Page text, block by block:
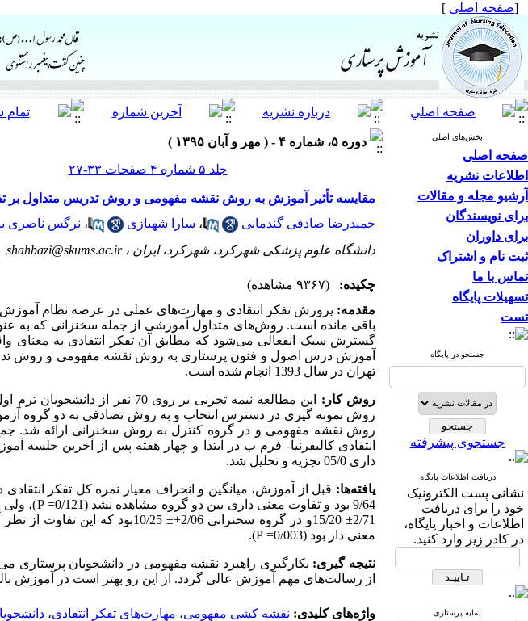
[صفحه اصلی ]
بخش‌های اصلی
صفحه اصلی
اطلاعات نشریه
آرشیو مجله و مقالات
برای نویسندگان
برای داوران
ثبت نام و اشتراک
تماس با ما
تسهیلات پایگاه
تست
جستجو در پایگاه
جستجوی پیشرفته
دریافت اطلاعات پایگاه
نشانی پست الکترونیک
خود را برای دریافت
اطلاعات و اخبار پایگاه،
در کادر زیر وارد کنید.
نمایه پرستاری
دوره ۵، شماره ۴ - ( مهر و آبان ۱۳۹۵ )
جلد ۵ شماره ۴ صفحات ۳۳-۲۷
مقایسه تأثیر آموزش به روش نقشه مفهومی و روش تدریس متداول بر
حمیدرضا صادقی گندمانی
، سارا شهبازی ، نرگس ناصری
دانشگاه علوم پزشکی شهرکرد، شهرکرد، ایران ،shahbazi@skums.ac.ir
چکیده:
(۹۳۶۷ مشاهده)
مقدمه: پرورش تفکر انتقادی و مهارت‌های عملی در عرصه نظام
باقی مانده است. روش‌های متداول آموزشی از جمله سخنرانی که به
گسترش سبک انفعالی می‌شود که مطابق آن تفکر انتقادی به معنای
آموزش درس اصول و فنون پرستاری به روش نقشه مفهومی و روش
تهران در سال 1393 انجام شده است.
روش کار:
این مطالعه نیمه تجربی بر روی
روش نمونه گیری در دسترس انتخاب و به روش تصادفی به دو گروه
روش نقشه مفهومی و در گروه کنترل به روش سخنرانی ارائه شد.
انتقادی کالیفرنیا- فرم ب در ابتدا و چهار هفته پس از آخرین جلسه
داری 05/0 تجزیه و تحلیل شد.
یافته‌ها:
9/64 بود و تفاوت معنی داری بین دو گروه مشاهده نشد (0/121=
P)،
2/71± 15/20و در گروه سخنرانی 2/06+± 10/25بود که این تفاوت از نظر آماری معنی دار بود (0/01=
معنی دار بود (0/003=
P
).
نتیجه گیری: بکارگیری راهبرد نقشه مفهومی در دانشجویان پرستاری
از رسالت‌های مهم آموزش عالی گردد. از این رو بهتر است در آموزش
واژه‌های کلیدی: نقشه کشی مفهومی، مهارت‌های تفکر انتقادی،